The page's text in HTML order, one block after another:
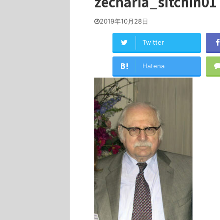
2019年10月28日
Twitter
Hatena